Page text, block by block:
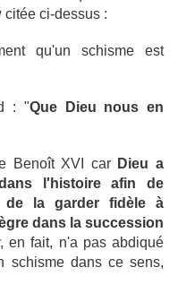
citée ci-dessus :
qu'un schisme est
: "Que Dieu nous en
Benoît XVI car Dieu a
l'histoire afin de
de la garder fidèle à
dans la succession
en fait, n'a pas abdiqué
schisme dans ce sens,